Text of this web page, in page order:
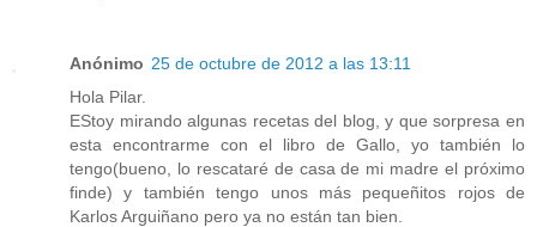
Anónimo 25 de octubre de 2012 a las 13:11
Hola Pilar.
EStoy mirando algunas recetas del blog, y que sorpresa en
esta encontrarme con el libro de Gallo, yo también lo
tengo(bueno, lo rescataré de casa de mi madre el próximo
finde) y también tengo unos más pequeñitos rojos de
Karlos Arguiñano pero ya no están tan bien.